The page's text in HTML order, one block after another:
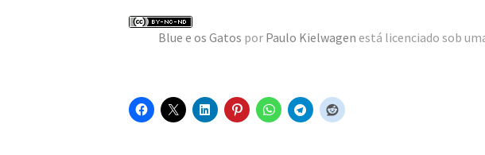
Blue e os Gatos por Paulo Kielwagen está licenciado sob